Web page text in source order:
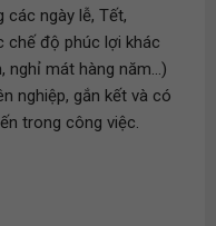
ngày lễ, Tết,
chế độ phúc lợi khác
nghỉ mát hàng năm...)
nghiệp, gắn kết và có
trong công việc.